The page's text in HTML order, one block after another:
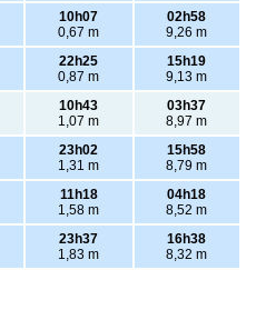
10h07
0,67 m
02h58
9,26 m
22h25
0,87 m
15h19
9,13 m
10h43
1,07 m
03h37
8,97 m
23h02
1,31 m
15h58
8,79 m
11h18
1,58 m
04h18
8,52 m
23h37
1,83 m
16h38
8,32 m